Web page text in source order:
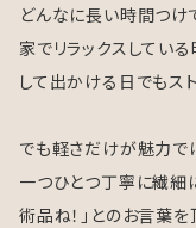
どんなに長い時間つけ
家でリラックスしてい
して出かける日でもス
でも軽さだけが魅力で
一つひとつ丁寧に繊細
術品ね！」とのお言葉